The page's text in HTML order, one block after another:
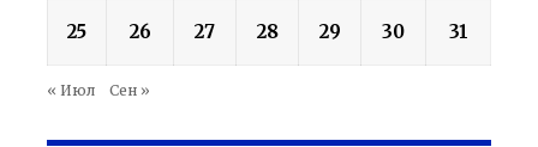
25 26 27 28 29 30 31
« Июл Сен »